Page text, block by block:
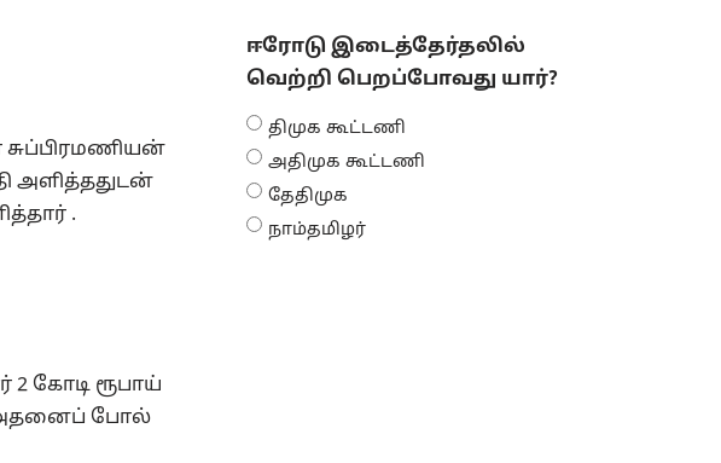
அளித்ததுடன்
.
2 கோடி ரூபாய்
அதனைப் போல்
ஈரோடு இடைத்தேர்தலில்
வெற்றி பெறப்போவது யார்?
திமுக கூட்டணி
அதிமுக கூட்டணி
தேதிமுக
நாம்தமிழர்